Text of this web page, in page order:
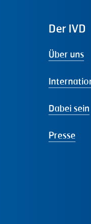
Der IVD
Über uns
Dabei sein
Presse